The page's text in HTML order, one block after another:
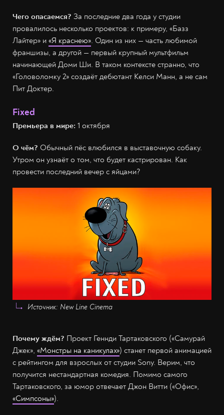
Чего опасаемся? За последние два года у студии
провалилось несколько проектов: к примеру, «Базз
Лайтер» и «Я краснею». Один из них — часть любимой
франшизы, а другой — первый крупный мультфильм
начинающей Доми Ши. В таком контексте странно, что
«Головоломку 2» создаёт дебютант Келси Манн, а не сам
Пит Доктер.
Fixed
Премьера в мире: 1 октября
О чём? Обычный пёс влюбился в выставочную собаку.
Утром он узнаёт о том, что будет кастрирован. Как
провести последний вечер с яйцами?
Источник: New Line Cinema
Почему ждём? Проект Геннди Тартаковского («Самурай
Джек», «Монстры на каникулах») станет первой анимацией
с рейтингом для взрослых от студии Sony. Верим, что
получится нестандартная комедия. Помимо самого
Тартаковского, за юмор отвечает Джон Витти («Офис»,
«Симпсоны»).